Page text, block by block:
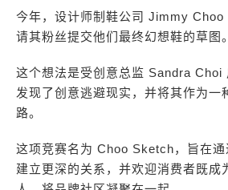
今年，设计师制鞋公司 Jimmy Choo
请其粉丝提交他们最终幻想鞋的草图。
这个想法是受创意总监 Sandra Choi
发现了创意逃避现实，并将其作为一
路。
这项竞赛名为 Choo Sketch，旨在通
建立更深的关系，并欢迎消费者既成